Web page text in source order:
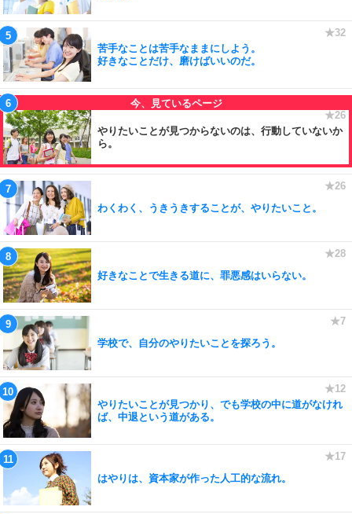
苦手なことは苦手なままにしよう。
好きなことだけ、磨けばいいのだ。
やりたいことが見つからないのは、行動していないか
ら。
わくわく、うきうきすることが、やりたいこと。
好きなことで生きる道に、罪悪感はいらない。
学校で、自分のやりたいことを探ろう。
やりたいことが見つかり、でも学校の中に道がなけれ
ば、中退という道がある。
はやりは、資本家が作った人工的な流れ。